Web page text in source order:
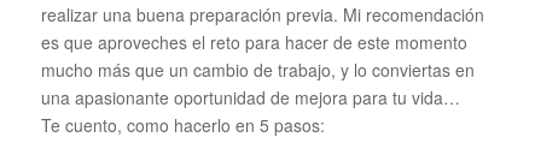
realizar una buena preparación previa. Mi recomendación
es que aproveches el reto para hacer de este momento
mucho más que un cambio de trabajo, y lo conviertas en
una apasionante oportunidad de mejora para tu vida…
Te cuento, como hacerlo en 5 pasos: